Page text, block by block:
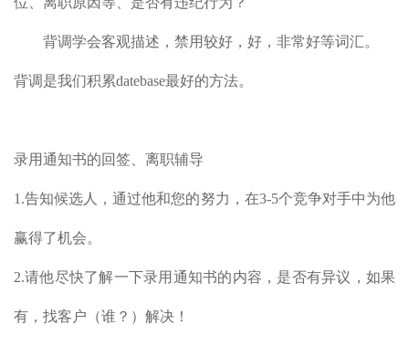
背调学会客观描述，禁用较好，好，非常好等词汇。
背调是我们积累datebase最好的方法。
录用通知书的回签、离职辅导
1.告知候选人，通过他和您的努力，在3-5个竞争对手中为他
赢得了机会。
2.请他尽快了解一下录用通知书的内容，是否有异议，如果
有，找客户（谁？）解决！